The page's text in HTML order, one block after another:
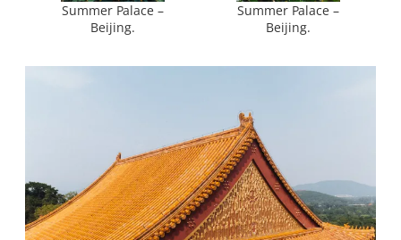
Summer Palace –
Beijing.
Summer Palace –
Beijing.